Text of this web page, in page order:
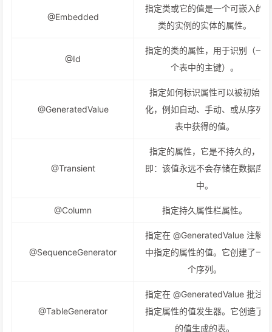
@Embedded
指定类或它的值是一个可嵌入的
类的实例的实体的属性。
@Id
指定的类的属性，用于识别（一
个表中的主键）。
@GeneratedValue
指定如何标识属性可以被初始
化，例如自动、手动、或从序列
表中获得的值。
@Transient
指定的属性，它是不持久的，
即：该值永远不会存储在数据库
中。
@Column 指定持久属性栏属性。
@SequenceGenerator
指定在 @GeneratedValue 注解
中指定的属性的值。它创建了一
个序列。
@TableGenerator
指定在 @GeneratedValue 批注
指定属性的值发生器。它创造了
的值生成的表。